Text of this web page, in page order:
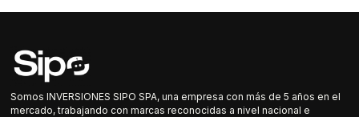
Somos INVERSIONES SIPO SPA, una empresa con más de 5 años en el
mercado, trabajando con marcas reconocidas a nivel nacional e